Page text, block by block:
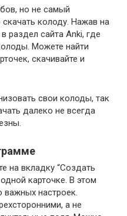
но не самый
колоду. Нажав на
раздел сайта Anki, где
Можете найти
скачивайте и
свои колоды, так
далеко не всегда
на вкладку “Создать
карточке. В этом
настроек.
а не